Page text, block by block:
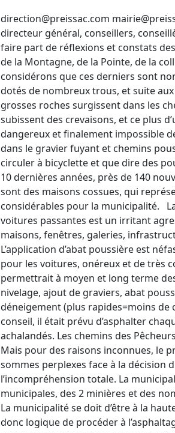
direction@preissac.com
directeur général, conseillers,
faire part de réflexions et constats
de la Montagne, de la Pointe, de la
considérons que ces derniers sont
dotés de nombreux trous, et suite
grosses roches surgissent dans les
subissent des crevaisons, et ce plus
dangereux et finalement impossible
dans le gravier fuyant et chemins
circuler à bicyclette et que dire des
10 dernières années, près de 140
sont des maisons cossues, qui
considérables pour la municipalité.
voitures passantes est un irritant
maisons, fenêtres, galeries,
L’application d’abat poussière est
pour les voitures, onéreux et de très
permettrait à moyen et long terme
nivelage, ajout de graviers, abat
déneigement (plus rapides=moins de
conseil, il était prévu d’asphalter
achalandés. Les chemins des
Mais pour des raisons inconnues, le
sommes perplexes face à la décision
l’incompréhension totale. La
municipales, des 2 minières et des
La municipalité se doit d’être à la
donc logique de procéder à